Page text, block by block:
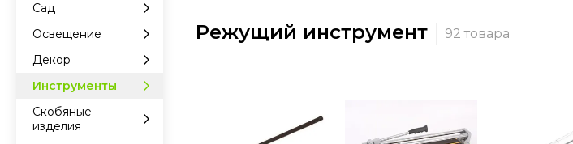
Сад
Освещение
Декор
Инструменты
Скобяные
изделия
Режущий инструмент